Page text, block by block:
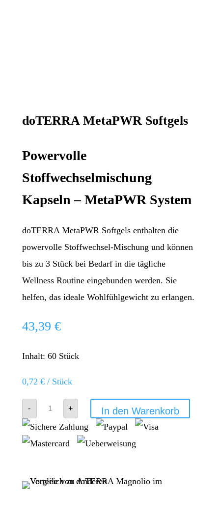
doTERRA MetaPWR Softgels
Powervolle
Stoffwechselmischung
Kapseln – MetaPWR System
doTERRA MetaPWR Softgels enthalten die
powervolle Stoffwechsel-Mischung und können
bis zu 3 Stück bei Bedarf in die tägliche
Wellness Routine eingebunden werden. Sie
helfen, das ideale Wohlfühlgewicht zu erlangen.
43,39 €
Inhalt: 60 Stück
0,72 €/ Stück
-
doTERRA
MetaPWR
Softgels
Menge
+ In den Warenkorb